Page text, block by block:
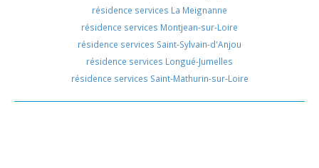
résidence services La Meignanne
résidence services Montjean-sur-Loire
résidence services Saint-Sylvain-d'Anjou
résidence services Longué-Jumelles
résidence services Saint-Mathurin-sur-Loire